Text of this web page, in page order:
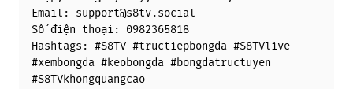
Email: support@s8tv.social
Số điện thoại: 0982365818
Hashtags: #S8TV #tructiepbongda #S8TVlive
#xembongda #keobongda #bongdatructuyen
#S8TVkhongquangcao